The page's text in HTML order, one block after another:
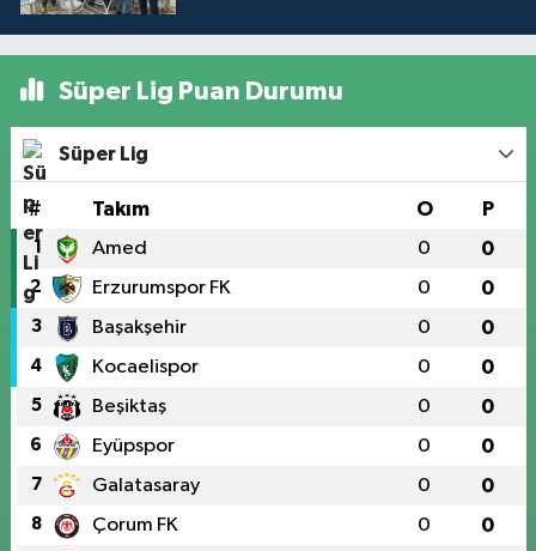
Süper Lig Puan Durumu
Süper Lig
# Takım O P
1 Amed 0 0
2 Erzurumspor FK 0 0
3 Başakşehir 0 0
4 Kocaelispor 0 0
5 Beşiktaş 0 0
6 Eyüpspor 0 0
7 Galatasaray 0 0
8 Çorum FK 0 0